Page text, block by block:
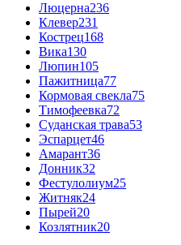
Люцерна236
Клевер231
Кострец168
Вика130
Люпин105
Пажитница77
Кормовая свекла75
Тимофеевка72
Суданская трава53
Эспарцет46
Амарант36
Донник32
Фестулолиум25
Житняк24
Пырей20
Козлятник20